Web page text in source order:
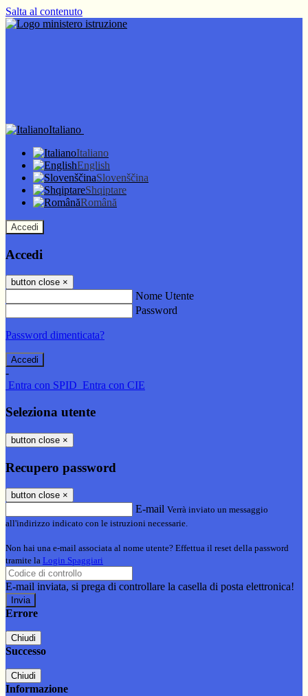
Salta al contenuto
Italiano
Italiano
English
Slovenščina
Shqiptare
Română
Accedi
Accedi
button close ×
Nome Utente
Password
Password dimenticata?
-
Entra con SPID Entra con CIE
Seleziona utente
button close ×
Recupero password
button close ×
E-mail Verrà inviato un messaggio
all'indirizzo indicato con le istruzioni necessarie.
Non hai una e-mail associata al nome utente? Effettua il reset della password
tramite la Login Spaggiari
E-mail inviata, si prega di controllare la casella di posta elettronica!
Errore
Chiudi
Successo
Chiudi
Informazione